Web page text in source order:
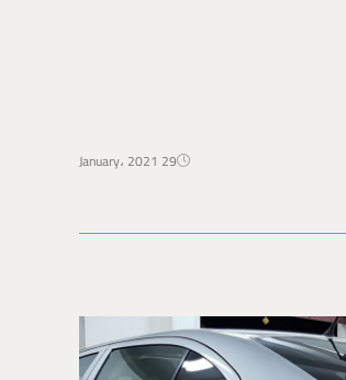
29 January، 2021